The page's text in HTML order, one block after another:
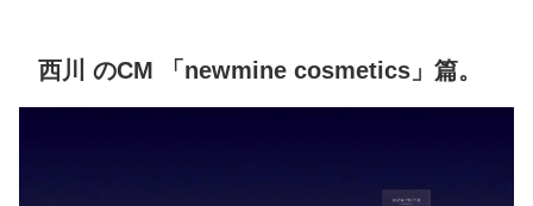
西川 のCM 「newmine cosmetics」篇。